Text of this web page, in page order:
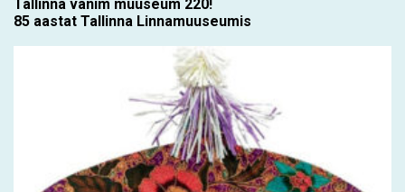
Tallinna vanim muuseum 220!
85 aastat Tallinna Linnamuuseumis